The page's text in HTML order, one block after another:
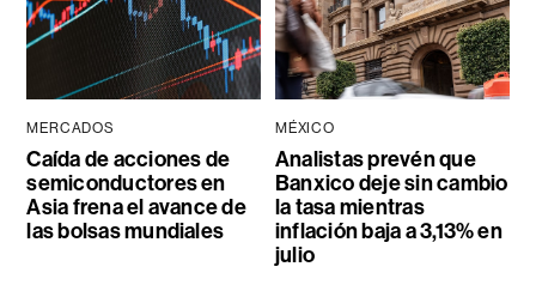
MERCADOS
Caída de acciones de
semiconductores en
Asia frena el avance de
las bolsas mundiales
MÉXICO
Analistas prevén que
Banxico deje sin cambio
la tasa mientras
inflación baja a 3,13% en
julio